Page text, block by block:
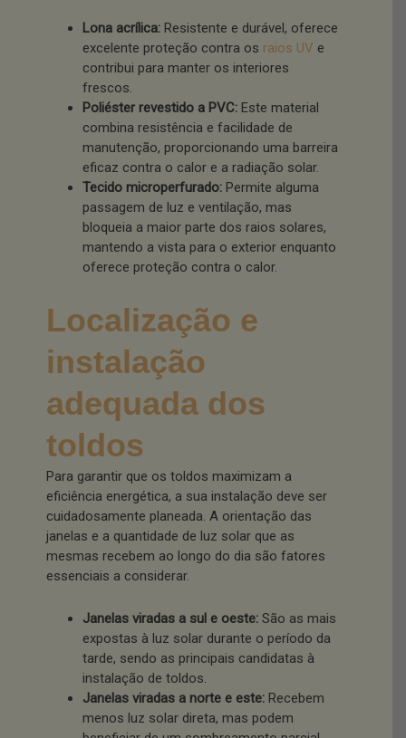
Lona acrílica: Resistente e durável, oferece
excelente proteção contra os raios UV e
contribui para manter os interiores
frescos.
Poliéster revestido a PVC: Este material
combina resistência e facilidade de
manutenção, proporcionando uma barreira
eficaz contra o calor e a radiação solar.
Tecido microperfurado: Permite alguma
passagem de luz e ventilação, mas
bloqueia a maior parte dos raios solares,
mantendo a vista para o exterior enquanto
oferece proteção contra o calor.
Localização e
instalação
adequada dos
toldos
Para garantir que os toldos maximizam a
eficiência energética, a sua instalação deve ser
cuidadosamente planeada. A orientação das
janelas e a quantidade de luz solar que as
mesmas recebem ao longo do dia são fatores
essenciais a considerar.
Janelas viradas a sul e oeste: São as mais
expostas à luz solar durante o período da
tarde, sendo as principais candidatas à
instalação de toldos.
Janelas viradas a norte e este: Recebem
menos luz solar direta, mas podem